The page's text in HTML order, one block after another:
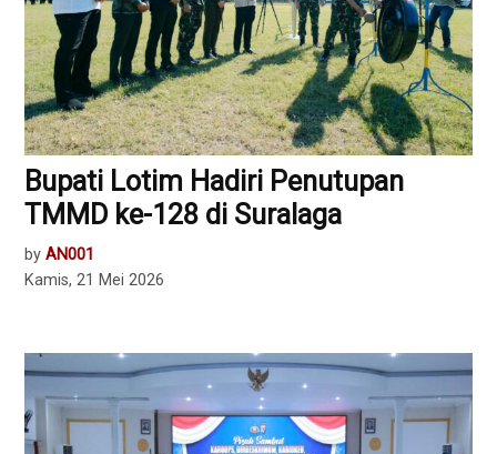
Bupati Lotim Hadiri Penutupan
TMMD ke-128 di Suralaga
by AN001
Kamis, 21 Mei 2026